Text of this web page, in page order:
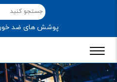
پوشش های ضد